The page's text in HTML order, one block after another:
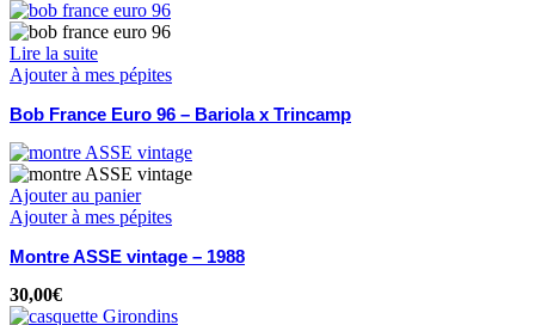
Lire la suite
Ajouter à mes pépites
Bob France Euro 96 – Bariola x Trincamp
Ajouter au panier
Ajouter à mes pépites
Montre ASSE vintage – 1988
30,00€